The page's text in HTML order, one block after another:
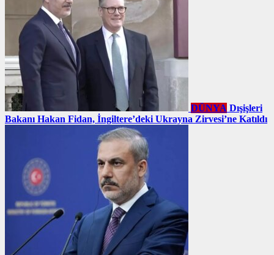
DÜNYA Dışişleri
Bakanı Hakan Fidan, İngiltere’deki Ukrayna Zirvesi’ne Katıldı